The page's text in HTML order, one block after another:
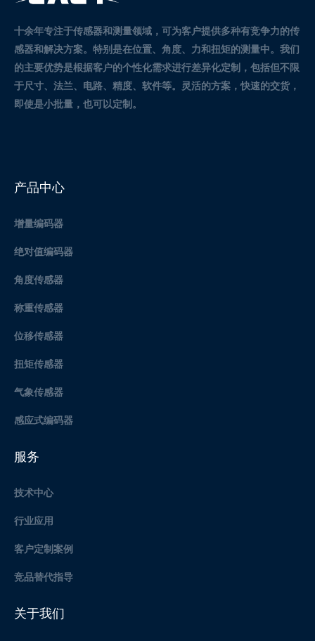
十余年专注于传感器和测量领域，可为客户提供多种有竞争力的传
感器和解决方案。 特别是在位置、角度、力和扭矩的测量中。 我们
的主要优势是根据客户的个性化需求进行差异化定制，包括但不限
于尺寸、法兰、电路、精度、软件等。灵活的方案，快速的交货，
即使是小批量，也可以定制。
产品中心
增量编码器
绝对值编码器
角度传感器
称重传感器
位移传感器
扭矩传感器
气象传感器
感应式编码器
服务
技术中心
行业应用
客户定制案例
竞品替代指导
关于我们